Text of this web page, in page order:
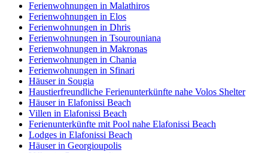
Ferienwohnungen in Malathiros
Ferienwohnungen in Elos
Ferienwohnungen in Dhris
Ferienwohnungen in Tsourouniana
Ferienwohnungen in Makronas
Ferienwohnungen in Chania
Ferienwohnungen in Sfinari
Häuser in Sougia
Haustierfreundliche Ferienunterkünfte nahe Volos Shelter
Häuser in Elafonissi Beach
Villen in Elafonissi Beach
Ferienunterkünfte mit Pool nahe Elafonissi Beach
Lodges in Elafonissi Beach
Häuser in Georgioupolis